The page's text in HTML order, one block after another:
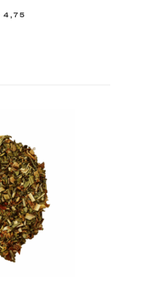
4,75